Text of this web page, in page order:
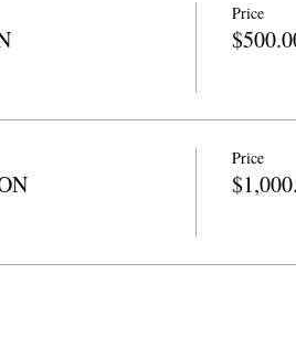
Price
Price